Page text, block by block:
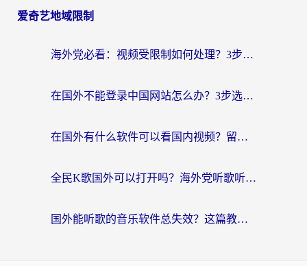
爱奇艺地域限制
海外党必看：视频受限制如何处理？3步解决国内剧番“看不了”难题
在国外不能登录中国网站怎么办？3步选对回国加速器，无缝刷剧、办业务
在国外有什么软件可以看国内视频？留学生亲测的追剧救星来了
全民K歌国外可以打开吗？海外党听歌听书无限制的实用指南
国外能听歌的音乐软件总失效？这篇教你怎么在海外流畅听网易云